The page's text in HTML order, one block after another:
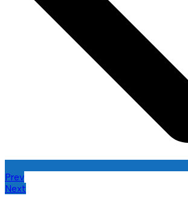
Prev
Next